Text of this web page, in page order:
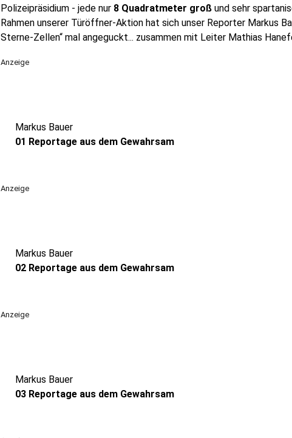
Polizeipräsidium - jede nur 8 Quadratmeter groß und sehr
Rahmen unserer Türöffner-Aktion hat sich unser Reporter Markus
Sterne-Zellen“ mal angeguckt... zusammen mit Leiter Mathias
Anzeige
Markus Bauer
01 Reportage aus dem Gewahrsam
Anzeige
Markus Bauer
02 Reportage aus dem Gewahrsam
Anzeige
Markus Bauer
03 Reportage aus dem Gewahrsam